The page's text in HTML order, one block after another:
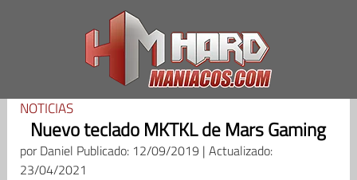
NOTICIAS
Nuevo teclado MKTKL de Mars Gaming
porDaniel Publicado: 12/09/2019 | Actualizado:
23/04/2021